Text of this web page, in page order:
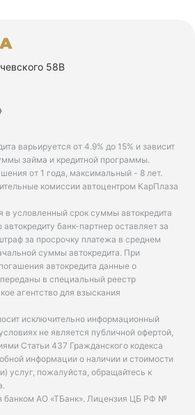
58В
варьируется от 4.9% до 15% и зависит
займа и кредитной программы.
от 1 года, максимальный - 8 лет.
комиссии автоцентром КарПлаза
в условленный срок суммы автокредита
банк-партнер оставляет за
за просрочку платежа в среднем
суммы автокредита. При
автокредита данные о
в специальный реестр
агентство для взыскания
исключительно информационный
не является публичной офертой,
Статьи 437 Гражданского кодекса
информации о наличии и стоимости
услуг, пожалуйста, обращайтесь к
банком АО «ТБанк». Лицензия ЦБ РФ №